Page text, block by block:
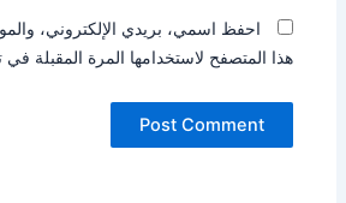
احفظ اسمي، بريدي الإلكتروني،
هذا المتصفح لاستخدامها المرة المقبلة في